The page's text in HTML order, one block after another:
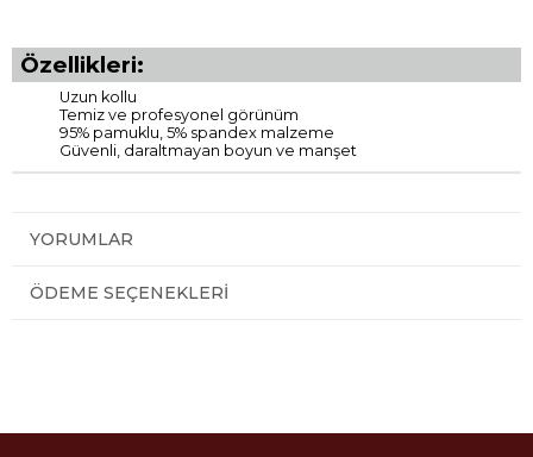
Özellikleri:
Uzun kollu
Temiz ve profesyonel görünüm
95% pamuklu, 5% spandex malzeme
Güvenli, daraltmayan boyun ve manşet
YORUMLAR
ÖDEME SEÇENEKLERI